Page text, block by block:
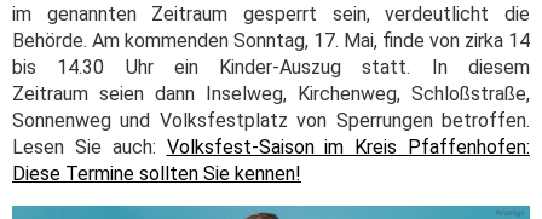
im genannten Zeitraum gesperrt sein, verdeutlicht die
Behörde. Am kommenden Sonntag, 17. Mai, finde von zirka 14
bis 14.30 Uhr ein Kinder-Auszug statt. In diesem
Zeitraum seien dann Inselweg, Kirchenweg, Schloßstraße,
Sonnenweg und Volksfestplatz von Sperrungen betroffen.
Lesen Sie auch: Volksfest-Saison im Kreis Pfaffenhofen:
Diese Termine sollten Sie kennen!